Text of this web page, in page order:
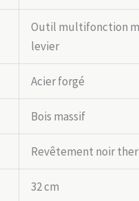
Outil multifonction
levier
Acier forgé
Bois massif
Revêtement noir
32 cm